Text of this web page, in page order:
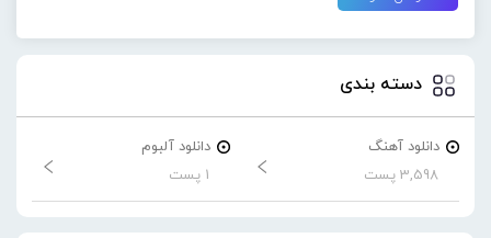
دسته بندی
دانلود آهنگ
3,598 پست
دانلود آلبوم
1 پست